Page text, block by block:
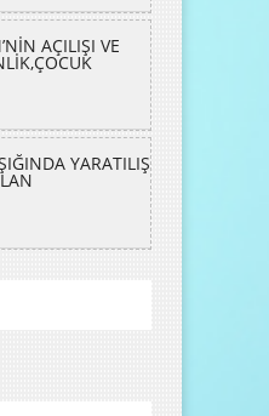
AÇILIŞI VE
YARATILIŞ